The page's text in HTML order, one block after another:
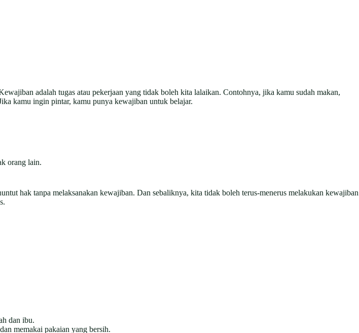
adalah tugas atau pekerjaan yang tidak boleh kita lalaikan. Contohnya, jika kamu sudah makan,
kamu ingin pintar, kamu punya kewajiban untuk belajar.
orang lain.
hak tanpa melaksanakan kewajiban. Dan sebaliknya, kita tidak boleh terus-menerus melakukan kewajiban
dan ibu.
memakai pakaian yang bersih.